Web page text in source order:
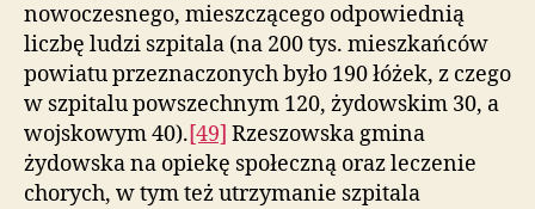
nowoczesnego, mieszczącego odpowiednią
liczbę ludzi szpitala (na 200 tys. mieszkańców
powiatu przeznaczonych było 190 łóżek, z czego
w szpitalu powszechnym 120, żydowskim 30, a
wojskowym 40).[49] Rzeszowska gmina
żydowska na opiekę społeczną oraz leczenie
chorych, w tym też utrzymanie szpitala